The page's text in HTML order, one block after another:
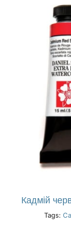
Кадмій
Tags: